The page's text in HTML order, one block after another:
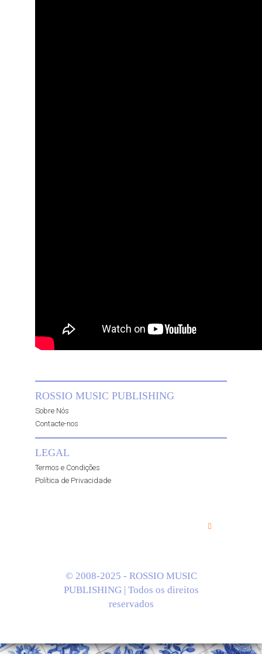
ROSSIO MUSIC PUBLISHING
Sobre Nós
Contacte-nos
LEGAL
Termos e Condições
Política de Privacidade
© 2008-2025 - ROSSIO MUSIC
PUBLISHING | Todos os direitos
reservados